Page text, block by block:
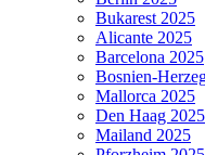
Bukarest 2025
Alicante 2025
Barcelona 2025
Bosnien-
Mallorca 2025
Den Haag 2025
Mailand 2025